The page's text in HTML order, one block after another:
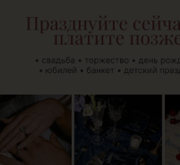
ЭФФЕКТИВНАЯ РЕКЛАМА НА